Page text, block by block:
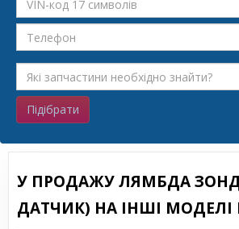
Підібрати
У ПРОДАЖУ ЛЯМБДА
ДАТЧИК) НА ІНШІ МОДЕЛІ